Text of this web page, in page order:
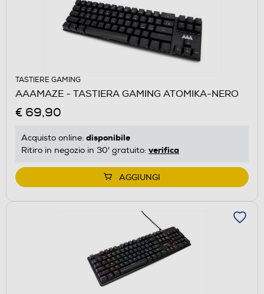
TASTIERE GAMING
AAAMAZE - TASTIERA GAMING ATOMIKA-NERO
€ 69,90
Acquisto online: disponibile
Ritiro in negozio in 30' gratuito: verifica
AGGIUNGI